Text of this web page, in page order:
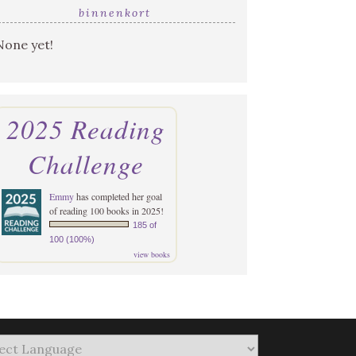
binnenkort
yet!
2025 Reading
Challenge
Emmyhas completed her goal
of reading 100 books in 2025!
185 of
100 (100%)
view books